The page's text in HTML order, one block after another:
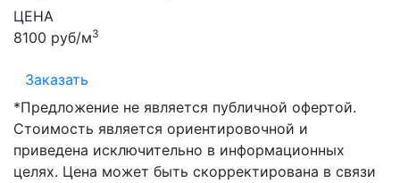
ЦЕНА
8100 руб/м3
Заказать
*Предложение не является публичной офертой.
Стоимость является ориентировочной и
приведена исключительно в информационных
целях. Цена может быть скорректирована в связи